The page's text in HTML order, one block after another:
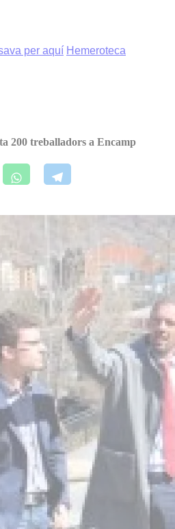
per aquí Hemeroteca
200 treballadors a Encamp